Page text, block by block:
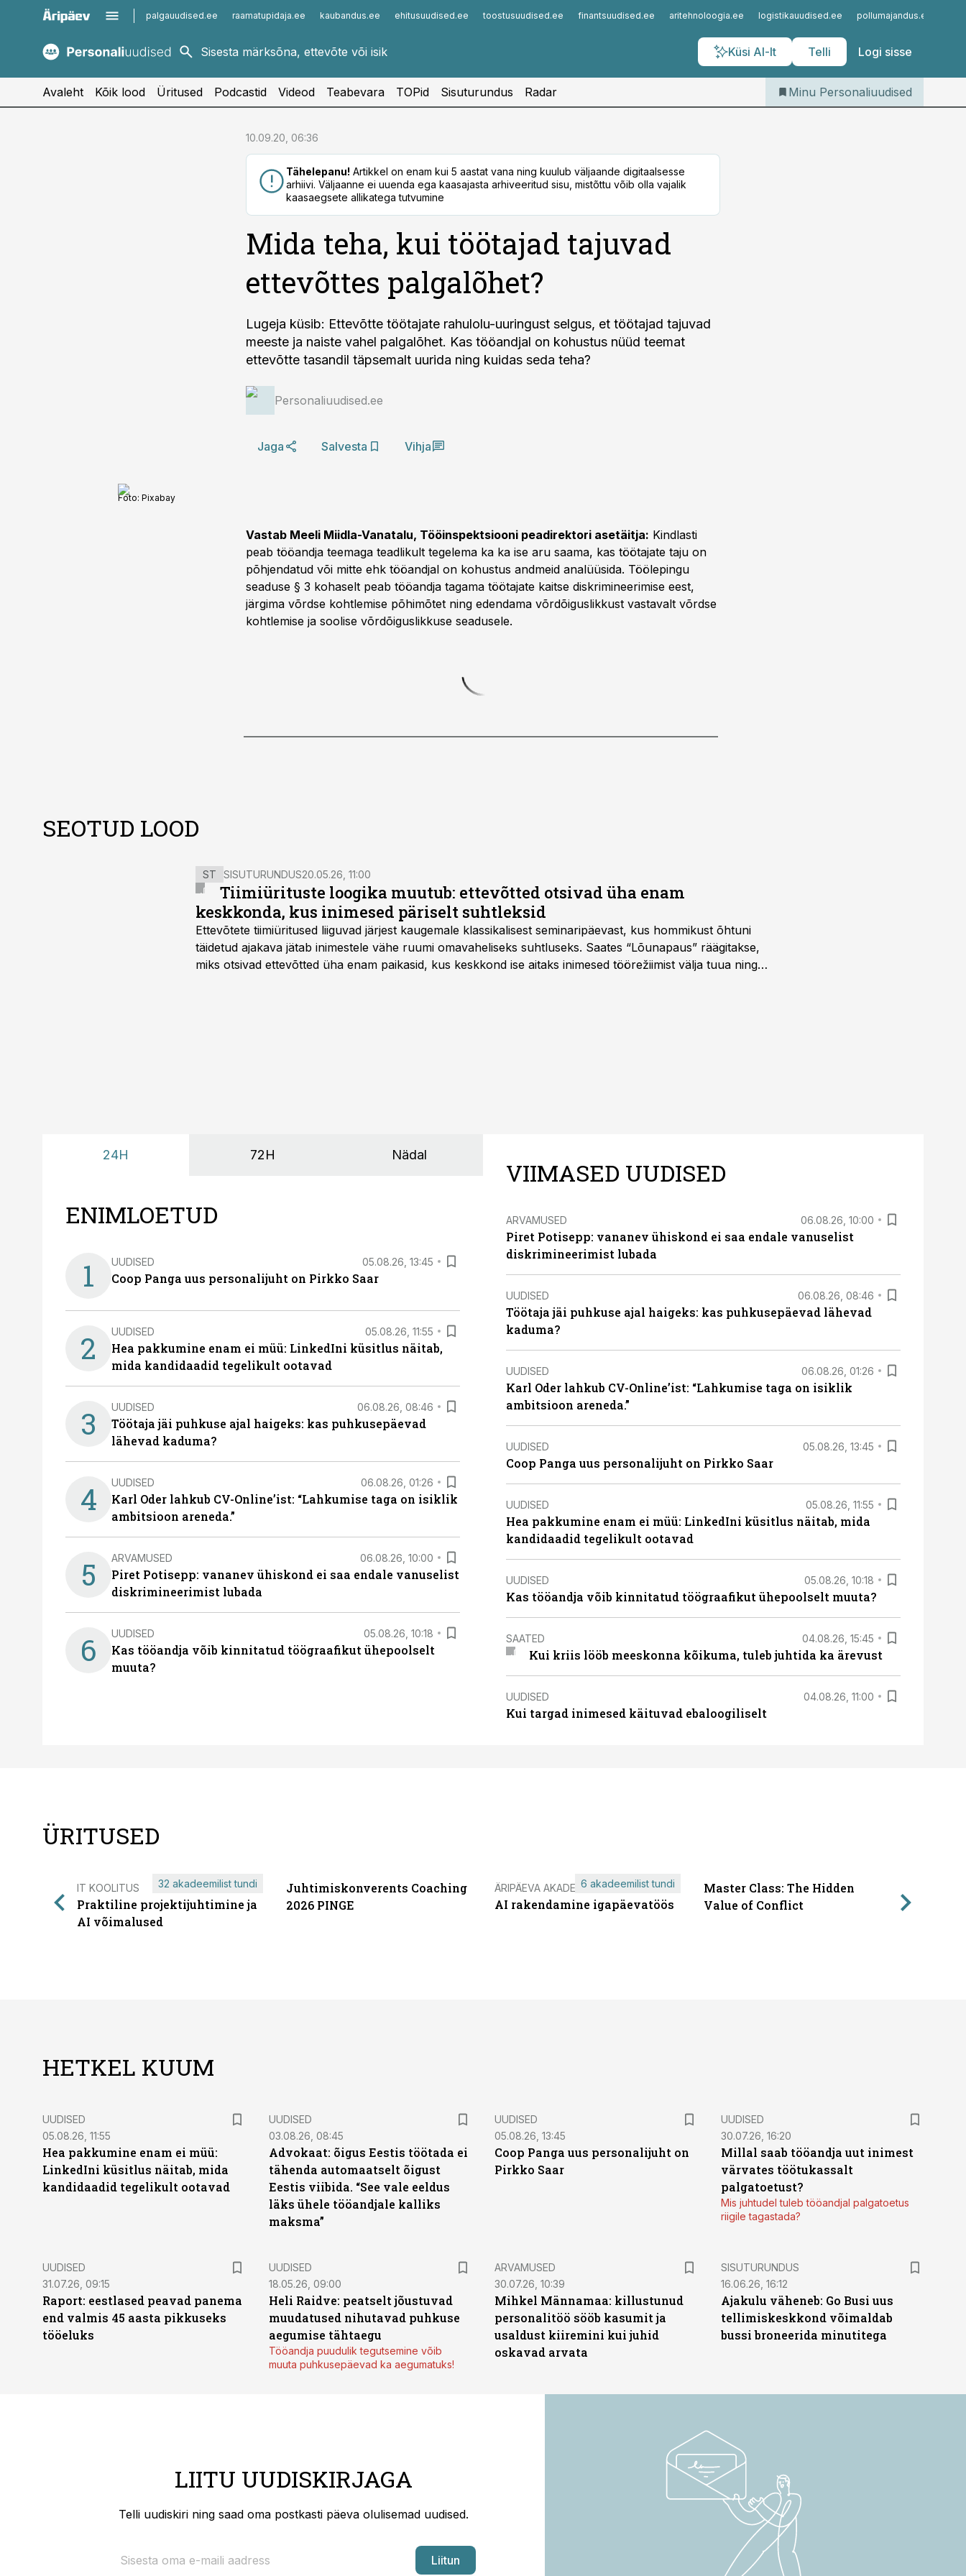
palgauudised.ee raamatupidaja.ee kaubandus.ee ehitusuudised.ee toostusuudised.ee finantsuudised.ee aritehnoloogia.ee logistikauudised.ee pollumajandus.ee
Küsi AI-lt Telli Logi sisse
kaubandus.ee
kinnisvarauudised.ee
imelineajalugu.ee
Infopank
Iseteenindus
Telli Personaliuudised
Avaleht Kõik lood Üritused Podcastid Videod Teabevara TOPid Sisuturundus Radar Minu Personaliuudised
10.09.20, 06:36
Tähelepanu! Artikkel on enam kui 5 aastat vana ning kuulub väljaande digitaalsesse
arhiivi. Väljaanne ei uuenda ega kaasajasta arhiveeritud sisu, mistõttu võib olla vajalik
kaasaegsete allikatega tutvumine
Mida teha, kui töötajad tajuvad
ettevõttes palgalõhet?
Lugeja küsib: Ettevõtte töötajate rahulolu-uuringust selgus, et töötajad tajuvad
meeste ja naiste vahel palgalõhet. Kas tööandjal on kohustus nüüd teemat
ettevõtte tasandil täpsemalt uurida ning kuidas seda teha?
Personaliuudised.ee
Jaga Salvesta Vihja
Foto: Pixabay
Vastab Meeli Miidla-Vanatalu, Tööinspektsiooni peadirektori asetäitja: Kindlasti
peab tööandja teemaga teadlikult tegelema ka ka ise aru saama, kas töötajate taju on
põhjendatud või mitte ehk tööandjal on kohustus andmeid analüüsida. Töölepingu
seaduse § 3 kohaselt peab tööandja tagama töötajate kaitse diskrimineerimise eest,
järgima võrdse kohtlemise põhimõtet ning edendama võrdõiguslikkust vastavalt võrdse
kohtlemise ja soolise võrdõiguslikkuse seadusele.
SEOTUD LOOD
ST SISUTURUNDUS20.05.26, 11:00
Tiimiürituste loogika muutub: ettevõtted otsivad üha enam
keskkonda, kus inimesed päriselt suhtleksid
Ettevõtete tiimiüritused liiguvad järjest kaugemale klassikalisest seminaripäevast, kus hommikust õhtuni
täidetud ajakava jätab inimestele vähe ruumi omavaheliseks suhtluseks. Saates “Lõunapaus” räägitakse,
miks otsivad ettevõtted üha enam paikasid, kus keskkond ise aitaks inimesed töörežiimist välja tuua ning
24H 72H Nädal
ENIMLOETUD
1 UUDISED 05.08.26, 13:45
Coop Panga uus personalijuht on Pirkko Saar
2 UUDISED 05.08.26, 11:55
Hea pakkumine enam ei müü: LinkedIni küsitlus näitab,
mida kandidaadid tegelikult ootavad
3 UUDISED 06.08.26, 08:46
Töötaja jäi puhkuse ajal haigeks: kas puhkusepäevad
lähevad kaduma?
4 UUDISED 06.08.26, 01:26
Karl Oder lahkub CV-Online’ist: “Lahkumise taga on isiklik
ambitsioon areneda.”
5 ARVAMUSED 06.08.26, 10:00
Piret Potisepp: vananev ühiskond ei saa endale vanuselist
diskrimineerimist lubada
6 UUDISED 05.08.26, 10:18
Kas tööandja võib kinnitatud töögraafikut ühepoolselt
muuta?
VIIMASED UUDISED
ARVAMUSED 06.08.26, 10:00
Piret Potisepp: vananev ühiskond ei saa endale vanuselist
diskrimineerimist lubada
UUDISED 06.08.26, 08:46
Töötaja jäi puhkuse ajal haigeks: kas puhkusepäevad lähevad
kaduma?
UUDISED 06.08.26, 01:26
Karl Oder lahkub CV-Online’ist: “Lahkumise taga on isiklik
ambitsioon areneda.”
UUDISED 05.08.26, 13:45
Coop Panga uus personalijuht on Pirkko Saar
UUDISED 05.08.26, 11:55
Hea pakkumine enam ei müü: LinkedIni küsitlus näitab, mida
kandidaadid tegelikult ootavad
UUDISED 05.08.26, 10:18
Kas tööandja võib kinnitatud töögraafikut ühepoolselt muuta?
SAATED 04.08.26, 15:45
Kui kriis lööb meeskonna kõikuma, tuleb juhtida ka ärevust
UUDISED 04.08.26, 11:00
Kui targad inimesed käituvad ebaloogiliselt
ÜRITUSED
IT KOOLITUS
Praktiline projektijuhtimine ja
AI võimalused
32 akadeemilist tundi
Juhtimiskonverents Coaching
2026 PINGE
ÄRIPÄEVA AKADEEMIA
AI rakendamine igapäevatöös
6 akadeemilist tundi
Master Class: The Hidden
Value of Conflict
HETKEL KUUM
UUDISED
05.08.26, 11:55
Hea pakkumine enam ei müü:
LinkedIni küsitlus näitab, mida
kandidaadid tegelikult ootavad
UUDISED
03.08.26, 08:45
Advokaat: õigus Eestis töötada ei
tähenda automaatselt õigust
Eestis viibida. “See vale eeldus
läks ühele tööandjale kalliks
maksma”
UUDISED
05.08.26, 13:45
Coop Panga uus personalijuht on
Pirkko Saar
UUDISED
30.07.26, 16:20
Millal saab tööandja uut inimest
värvates töötukassalt
palgatoetust?
Mis juhtudel tuleb tööandjal palgatoetus
riigile tagastada?
UUDISED
31.07.26, 09:15
Raport: eestlased peavad panema
end valmis 45 aasta pikkuseks
tööeluks
UUDISED
18.05.26, 09:00
Heli Raidve: peatselt jõustuvad
muudatused nihutavad puhkuse
aegumise tähtaegu
Tööandja puudulik tegutsemine võib
muuta puhkusepäevad ka aegumatuks!
ARVAMUSED
30.07.26, 10:39
Mihkel Männamaa: killustunud
personalitöö sööb kasumit ja
usaldust kiiremini kui juhid
oskavad arvata
ST
SISUTURUNDUS
16.06.26, 16:12
Ajakulu väheneb: Go Busi uus
tellimiskeskkond võimaldab
bussi broneerida minutitega
LIITU UUDISKIRJAGA
Telli uudiskiri ning saad oma postkasti päeva olulisemad uudised.
Liitun